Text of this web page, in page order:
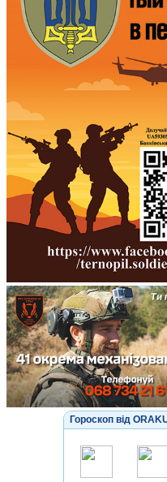
Гороскоп від